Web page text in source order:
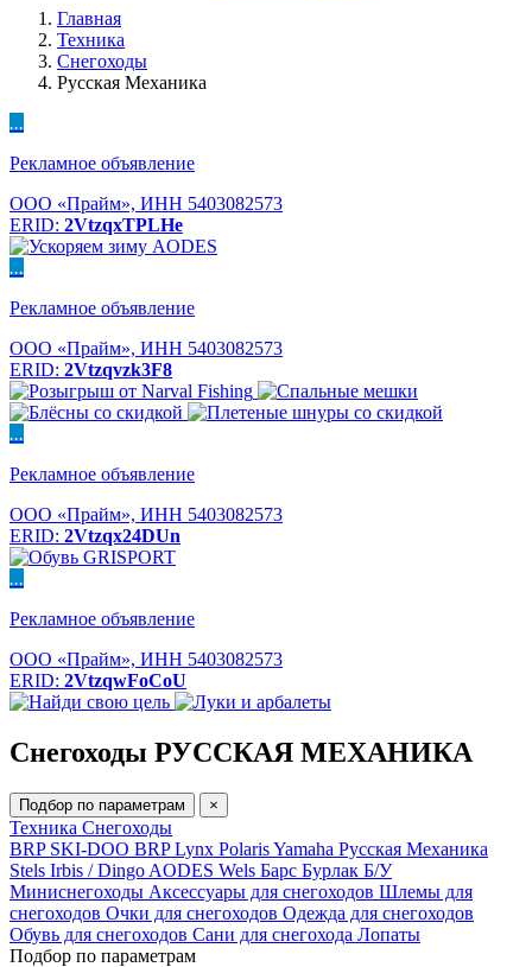
Главная
Техника
Снегоходы
Русская Механика
...
Рекламное объявление
ООО «Прайм», ИНН 5403082573
ERID: 2VtzqxTPLHe
...
Рекламное объявление
ООО «Прайм», ИНН 5403082573
ERID: 2Vtzqvzk3F8
...
Рекламное объявление
ООО «Прайм», ИНН 5403082573
ERID: 2Vtzqx24DUn
...
Рекламное объявление
ООО «Прайм», ИНН 5403082573
ERID: 2VtzqwFoCoU
Снегоходы РУССКАЯ МЕХАНИКА
Подбор по параметрам ×
Техника Снегоходы
BRP SKI-DOO BRP Lynx PolarisYamaha Русская Механика
Stels Irbis / Dingo AODES Wels Барс Бурлак Б/У
Миниснегоходы Аксессуары для снегоходов Шлемы для
снегоходов Очки для снегоходов Одежда для снегоходов
Обувь для снегоходов Сани для снегохода Лопаты
Подбор по параметрам